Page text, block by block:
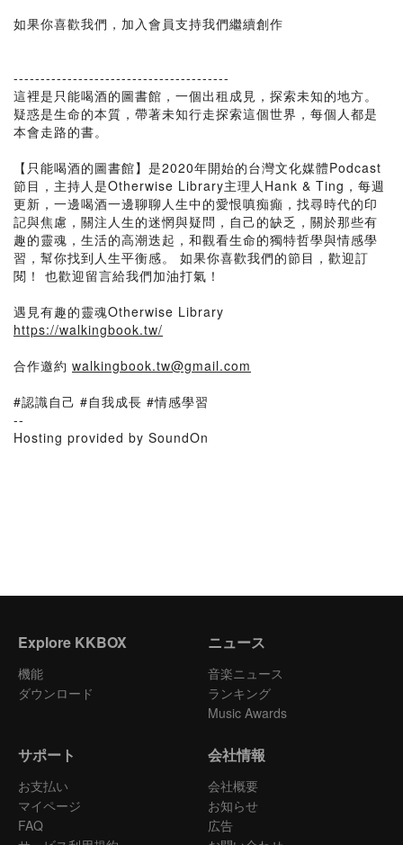
如果你喜歡我們，加入會員支持我們繼續創作
----------------------------------------
這裡是只能喝酒的圖書館，一個出租成見，探索未知的地方。
疑惑是生命的本質，帶著未知行走探索這個世界，每個人都是
本會走路的書。
【只能喝酒的圖書館】是2020年開始的台灣文化媒體Podcast
節目，主持人是Otherwise Library主理人Hank & Ting，每週
更新，一邊喝酒一邊聊聊人生中的愛恨嗔痴癲，找尋時代的印
記與焦慮，關注人生的迷惘與疑問，自己的缺乏，關於那些有
趣的靈魂，生活的高潮迭起，和觀看生命的獨特哲學與情感學
習，幫你找到人生平衡感。 如果你喜歡我們的節目，歡迎訂
閱！ 也歡迎留言給我們加油打氣！
遇見有趣的靈魂Otherwise Library
https://walkingbook.tw/
合作邀約 walkingbook.tw@gmail.com
#認識自己 #自我成長 #情感學習
--
Hosting provided by SoundOn
Explore KKBOX
機能
ダウンロード
ニュース
音楽ニュース
ランキング
Music Awards
サポート
お支払い
マイページ
FAQ
会社情報
会社概要
お知らせ
広告